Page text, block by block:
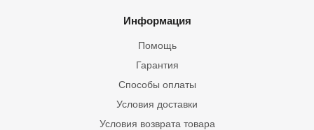
Информация
Помощь
Гарантия
Способы оплаты
Условия доставки
Условия возврата товара